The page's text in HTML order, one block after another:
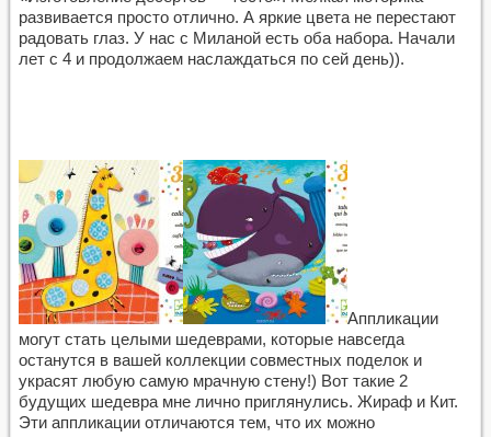
развивается просто отлично. А яркие цвета не перестают
радовать глаз. У нас с Миланой есть оба набора. Начали
лет с 4 и продолжаем наслаждаться по сей день)).
Аппликации
могут стать целыми шедеврами, которые навсегда
останутся в вашей коллекции совместных поделок и
украсят любую самую мрачную стену!) Вот такие 2
будущих шедевра мне лично приглянулись. Жираф и Кит.
Эти аппликации отличаются тем, что их можно